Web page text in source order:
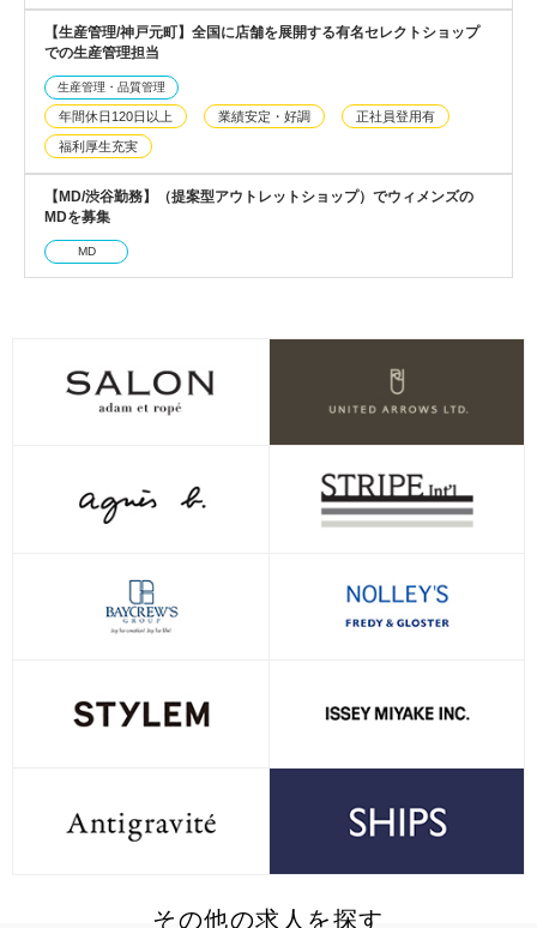
【生産管理/神戸元町】全国に店舗を展開する有名セレクトショップ
での生産管理担当
生産管理・品質管理
年間休日120日以上 業績安定・好調 正社員登用有
福利厚生充実
【MD/渋谷勤務】（提案型アウトレットショップ）でウィメンズの
MDを募集
MD
その他の求人を探す